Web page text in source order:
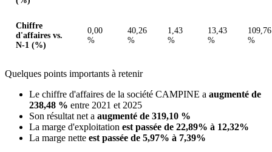
Chiffre
d'affaires vs.
N-1 (%)
0,00
%
40,26
%
1,43
%
13,43
%
109,76
%
Quelques points importants à retenir
Le chiffre d'affaires de la société CAMPINE a augmenté de
238,48 % entre 2021 et 2025
Son résultat net a augmenté de 319,10 %
La marge d'exploitation est passée de 22,89% à 12,32%
La marge nette est passée de 5,97% à 7,39%